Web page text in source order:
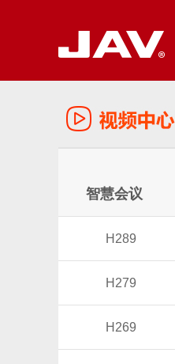
智慧会议
H289
H279
H269